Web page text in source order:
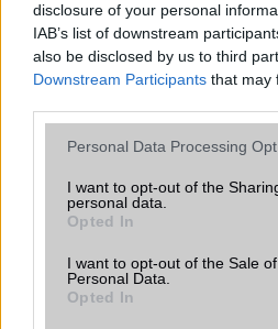
disclosure of your personal
IAB’s list of downstream
also be disclosed by us to third
Downstream Participants that may
Please note that this website/app
not limited to your visit or usage
grant or deny consent to Google
use your data for below specified
consent section.
Personal Data Processing
I want to opt-out of the
personal data.
Opted In
I want to opt-out of the Sale
Personal Data.
Opted In
Office alkalmazások
Iránytũ
EGYÉB
Vibra jelzés
SIM típus
SIM-ek száma 2
Flight mode